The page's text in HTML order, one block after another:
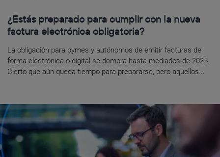
¿Estás preparado para cumplir con la nueva
factura electrónica obligatoria?
La obligación para pymes y autónomos de emitir facturas de
forma electrónica o digital se demora hasta mediados de 2025.
Cierto que aún queda tiempo para prepararse, pero aquellos...